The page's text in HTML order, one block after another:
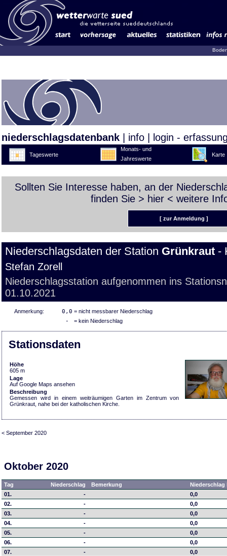
niederschlagsdatenbank info login -
Tageswerte
Monats- und
Jahreswerte
Karte
Sollten Sie Interesse haben, an der
finden Sie > hier < weitere
[ zur Anmeldung ]
Niederschlagsdaten der Station Grünkraut -
Stefan Zorell
Niederschlagsstation aufgenommen ins
01.10.2021
Anmerkung: 0,0 = nicht messbarer Niederschlag
- = kein Niederschlag
Stationsdaten
Höhe
605 m
Lage
Auf Google Maps ansehen
Beschreibung
Gemessen wird in einem weiträumigen Garten im Zentrum von
Grünkraut, nahe bei der katholischen Kirche.
< September 2020
Oktober 2020
Tag Niederschlag Bemerkung
01.
-
0,0
02.
-
0,0
03.
-
0,0
04.
-
0,0
05.
-
0,0
06.
-
0,0
07.
-
0,0